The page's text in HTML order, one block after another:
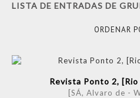
LISTA DE ENTRADAS DE
ORDENAR
Revista Ponto 2,
[SÁ, Alvaro de -